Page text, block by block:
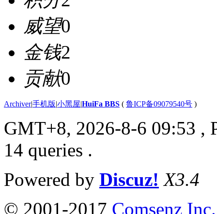
威望0
金钱2
贡献0
Archiver|手机版|小黑屋|HuiFa BBS ( 鲁ICP备09079540号 )
GMT+8, 2026-8-6 09:53 ,
14 queries .
Powered by Discuz! X3.4
© 2001-2017 Comsenz Inc.